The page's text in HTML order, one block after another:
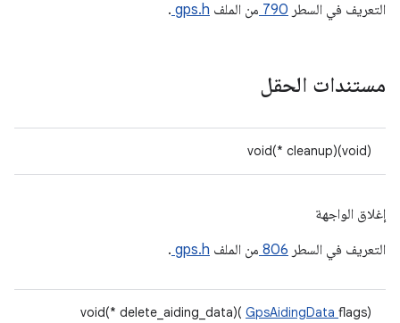
التعريف في السطر 790 من الملف gps.h
.
مستندات الحقل
void(* cleanup)(void)
إغلاق الواجهة
التعريف في السطر 806 من الملف gps.h
.
void(* delete_aiding_data)( GpsAidingData flags)